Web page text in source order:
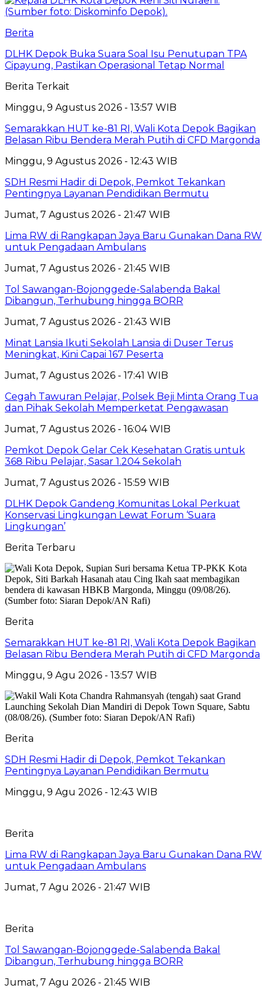
Berita
DLHK Depok Buka Suara Soal Isu Penutupan TPA
Cipayung, Pastikan Operasional Tetap Normal
Berita Terkait
Minggu, 9 Agustus 2026 - 13:57 WIB
Semarakkan HUT ke-81 RI, Wali Kota Depok Bagikan
Belasan Ribu Bendera Merah Putih di CFD Margonda
Minggu, 9 Agustus 2026 - 12:43 WIB
SDH Resmi Hadir di Depok, Pemkot Tekankan
Pentingnya Layanan Pendidikan Bermutu
Jumat, 7 Agustus 2026 - 21:47 WIB
Lima RW di Rangkapan Jaya Baru Gunakan Dana RW
untuk Pengadaan Ambulans
Jumat, 7 Agustus 2026 - 21:45 WIB
Tol Sawangan-Bojonggede-Salabenda Bakal
Dibangun, Terhubung hingga BORR
Jumat, 7 Agustus 2026 - 21:43 WIB
Minat Lansia Ikuti Sekolah Lansia di Duser Terus
Meningkat, Kini Capai 167 Peserta
Jumat, 7 Agustus 2026 - 17:41 WIB
Cegah Tawuran Pelajar, Polsek Beji Minta Orang Tua
dan Pihak Sekolah Memperketat Pengawasan
Jumat, 7 Agustus 2026 - 16:04 WIB
Pemkot Depok Gelar Cek Kesehatan Gratis untuk
368 Ribu Pelajar, Sasar 1.204 Sekolah
Jumat, 7 Agustus 2026 - 15:59 WIB
DLHK Depok Gandeng Komunitas Lokal Perkuat
Konservasi Lingkungan Lewat Forum ‘Suara
Lingkungan’
Berita Terbaru
Berita
Semarakkan HUT ke-81 RI, Wali Kota Depok Bagikan
Belasan Ribu Bendera Merah Putih di CFD Margonda
Minggu, 9 Agu 2026 - 13:57 WIB
Berita
SDH Resmi Hadir di Depok, Pemkot Tekankan
Pentingnya Layanan Pendidikan Bermutu
Minggu, 9 Agu 2026 - 12:43 WIB
Berita
Lima RW di Rangkapan Jaya Baru Gunakan Dana RW
untuk Pengadaan Ambulans
Jumat, 7 Agu 2026 - 21:47 WIB
Berita
Tol Sawangan-Bojonggede-Salabenda Bakal
Dibangun, Terhubung hingga BORR
Jumat, 7 Agu 2026 - 21:45 WIB